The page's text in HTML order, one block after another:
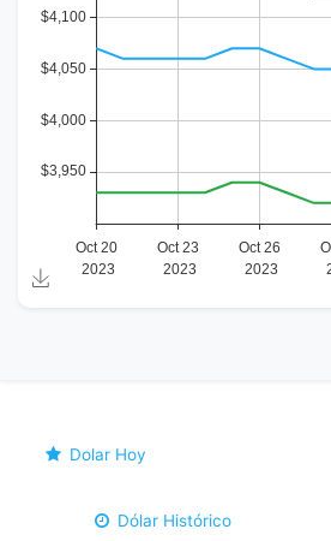
Dolar Hoy
Dólar Histórico